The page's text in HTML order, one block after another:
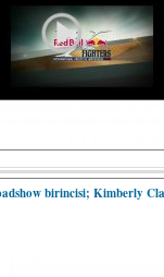
birincisi; Kimberly